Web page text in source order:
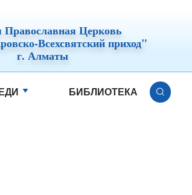
Православная Церковь
Всехсвятский приход"
г. Алматы
БИБЛИОТЕКА